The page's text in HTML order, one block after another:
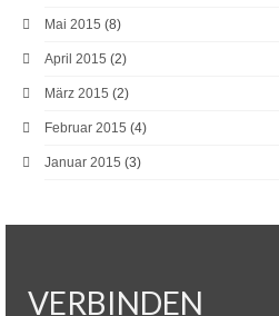
Mai 2015 (8)
April 2015 (2)
März 2015 (2)
Februar 2015 (4)
Januar 2015 (3)
VERBINDEN